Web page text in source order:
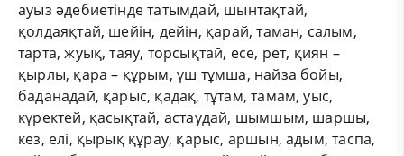
ауыз әдебиетінде татымдай, шынтақтай,
қолдаяқтай, шейін, дейін, қарай, таман, салым,
тарта, жуық, таяу, торсықтай, есе, рет, қиян –
қырлы, қара – құрым, үш тұмша, найза бойы,
баданадай, қарыс, қадақ, тұтам, тамам, уыс,
күректей, қасықтай, астаудай, шымшым, шаршы,
кез, елі, қырық құрау, қарыс, аршын, адым, таспа,